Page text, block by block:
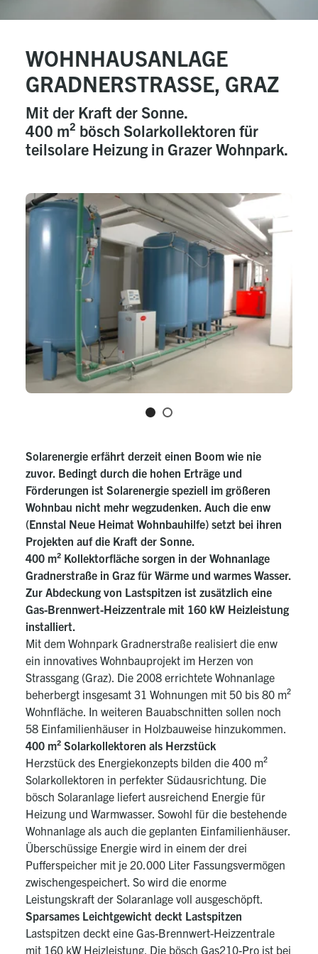
WOHNHAUSANLAGE
GRADNERSTRASSE, GRAZ
Mit der Kraft der Sonne.
400 m² bösch Solarkollektoren für
teilsolare Heizung in Grazer Wohnpark.
Solarenergie erfährt derzeit einen Boom wie nie
zuvor. Bedingt durch die hohen Erträge und
Förderungen ist Solarenergie speziell im größeren
Wohnbau nicht mehr wegzudenken. Auch die enw
(Ennstal Neue Heimat Wohnbauhilfe) setzt bei ihren
Projekten auf die Kraft der Sonne.
400 m² Kollektorfläche sorgen in der Wohnanlage
Gradnerstraße in Graz für Wärme und warmes Wasser.
Zur Abdeckung von Lastspitzen ist zusätzlich eine
Gas-Brennwert-Heizzentrale mit 160 kW Heizleistung
installiert.
Mit dem Wohnpark Gradnerstraße realisiert die enw
ein innovatives Wohnbauprojekt im Herzen von
Strassgang (Graz). Die 2008 errichtete Wohnanlage
beherbergt insgesamt 31 Wohnungen mit 50 bis 80 m²
Wohnfläche. In weiteren Bauabschnitten sollen noch
58 Einfamilienhäuser in Holzbauweise hinzukommen.
400 m² Solarkollektoren als Herzstück
Herzstück des Energiekonzepts bilden die 400 m²
Solarkollektoren in perfekter Südausrichtung. Die
bösch Solaranlage liefert ausreichend Energie für
Heizung und Warmwasser. Sowohl für die bestehende
Wohnanlage als auch die geplanten Einfamilienhäuser.
Überschüssige Energie wird in einem der drei
Pufferspeicher mit je 20.000 Liter Fassungsvermögen
zwischengespeichert. So wird die enorme
Leistungskraft der Solaranlage voll ausgeschöpft.
Sparsames Leichtgewicht deckt Lastspitzen
Lastspitzen deckt eine Gas-Brennwert-Heizzentrale
mit 160 kW Heizleistung. Die bösch Gas210-Pro ist bei